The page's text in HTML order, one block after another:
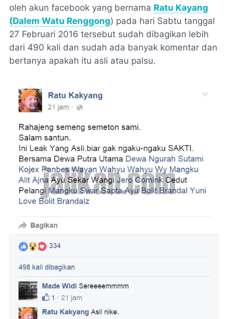
oleh akun facebook yang bernama Ratu Kayang
(Dalem Watu Renggong) pada hari Sabtu tanggal
27 Februari 2016 tersebut sudah dibagikan lebih
dari 490 kali dan sudah ada banyak komentar dan
bertanya apakah itu asli atau palsu.